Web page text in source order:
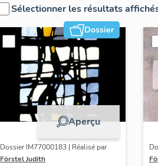
Sélectionner les résultats
Dossier
Aperçu
Dossier IM77000183 | Réalisé par
Förstel Judith